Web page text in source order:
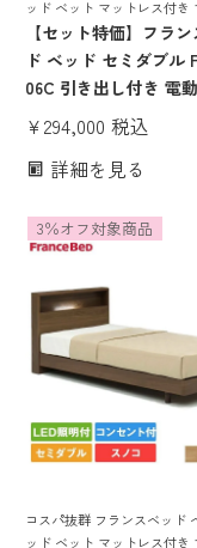
ッド ベット マットレス付き
スセット 70周年 収納 収納付
し スノコ すのこ すのこベッ
【セット特価】フラン
ド ベッド セミダブル
06C 引き出し付き 電
イニングマットレス RP-
1000W| 正規品 フラン
製 マットレス マット
動リクライニング
¥294,000 税込
詳細を見る
コスパ抜群 フランスベッド
ッド ベット マットレス付き
3％オフ対象商品